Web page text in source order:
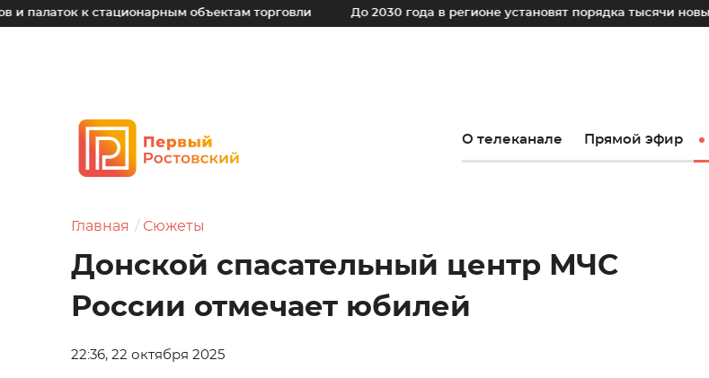
стационарным объектам торговли До 2030 года в регионе установят порядка тысячи новых камер
О телеканале Прямой эфир
Главная Сюжеты
Донской спасательный центр МЧС
России отмечает юбилей
22:36, 22 октября 2025